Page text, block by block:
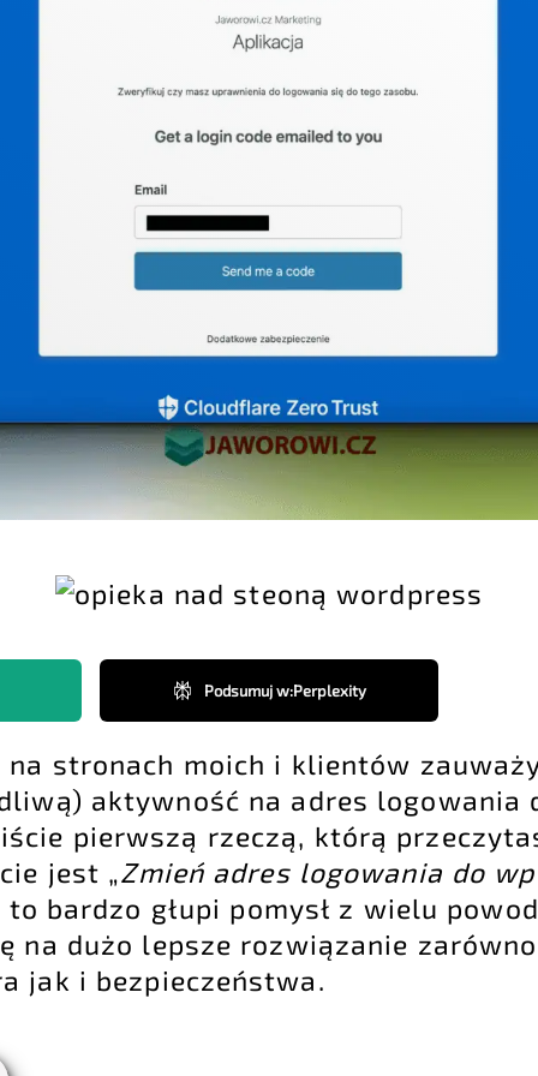
Podsumuj w:Perplexity
stronach moich i klientów
aktywność na adres logowania
pierwszą rzeczą, którą
jest „Zmień adres logowania do
bardzo głupi pomysł z wielu
na dużo lepsze rozwiązanie
jak i bezpieczeństwa.